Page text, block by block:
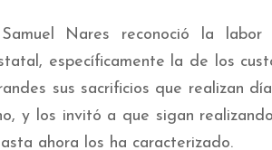
Nares reconoció la labor
específicamente la de los
sus sacrificios que realizan
y los invitó a que sigan
ahora los ha caracterizado.